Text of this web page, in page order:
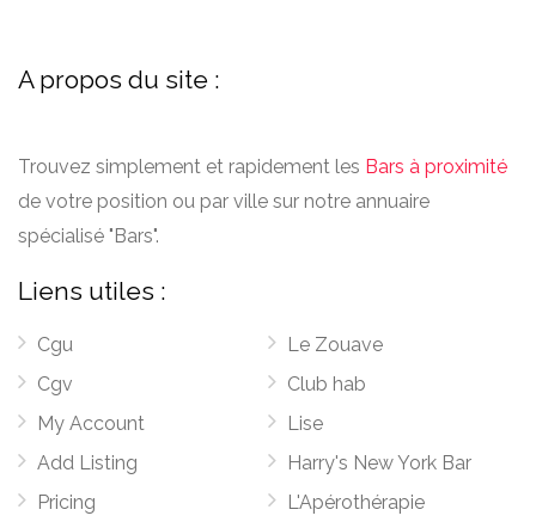
A propos du site :
Trouvez simplement et rapidement les Bars à proximité
de votre position ou par ville sur notre annuaire
spécialisé "Bars".
Liens utiles :
Cgu
Cgv
My Account
Add Listing
Pricing
Le Zouave
Club hab
Lise
Harry's New York Bar
L'Apérothérapie